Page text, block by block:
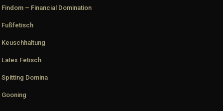
Findom – Financial Domination
Fußfetisch
Keuschhaltung
Latex Fetisch
Spitting Domina
Gooning